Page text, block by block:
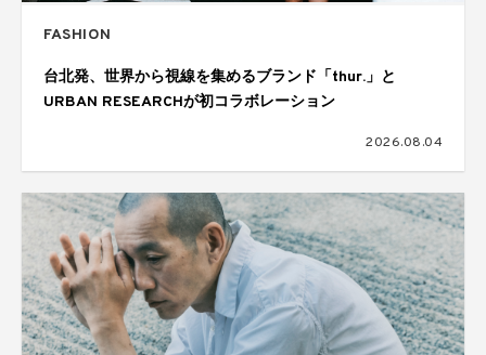
FASHION
台北発、世界から視線を集めるブランド「thur.」と
URBAN RESEARCHが初コラボレーション
2026.08.04